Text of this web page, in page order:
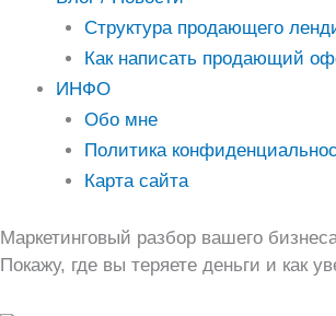
Структура продающего
Как написать продающий
ИНФО
Обо мне
Политика
Карта сайта
Маркетинговый разбор вашего
Покажу, где вы теряете деньги и как